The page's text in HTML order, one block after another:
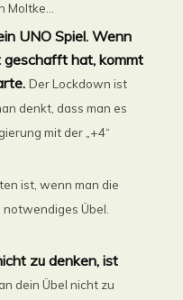
UNO Spiel. Wenn
geschafft hat, kommt
Der Lockdown ist
denkt, dass man es
mit der „+4“
ist, wenn man die
Übel.
zu denken, ist
dein Übel nicht zu